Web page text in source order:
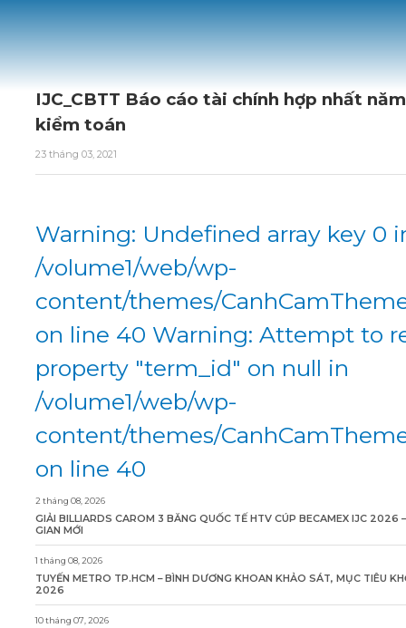
IJC_CBTT Báo cáo tài chính hợp nhất
kiểm toán
23 tháng 03, 2021
Warning: Undefined array key 0
/volume1/web/wp-
content/themes/
on line 40 Warning: Attempt to
property "term_id" on null in
/volume1/web/wp-
content/themes/
on line 40
2 tháng 08, 2026
GIẢI BILLIARDS CAROM 3 BĂNG QUỐC TẾ HTV CÚP BECAMEX IJC 2026
GIAN MỚI
1 tháng 08, 2026
TUYẾN METRO TP.HCM – BÌNH DƯƠNG KHOAN KHẢO SÁT, MỤC TIÊU
2026
10 tháng 07, 2026